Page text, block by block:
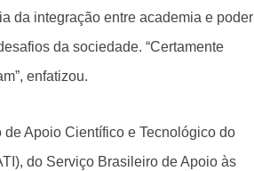
da integração entre academia e poder
da sociedade. “Certamente
enfatizou.
Apoio Científico e Tecnológico do
do Serviço Brasileiro de Apoio às